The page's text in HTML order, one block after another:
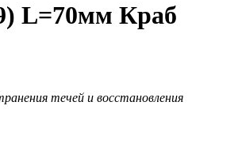
L=70мм Краб
течей и восстановления